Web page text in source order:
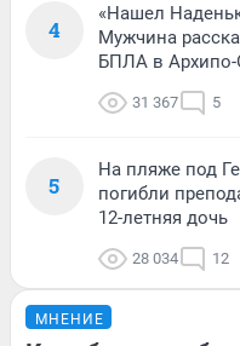
4
«Нашел
Мужчина
БПЛА в
31 367 5
5
На пляже под
погибли
12-летняя дочь
28 034 12
МНЕНИЕ